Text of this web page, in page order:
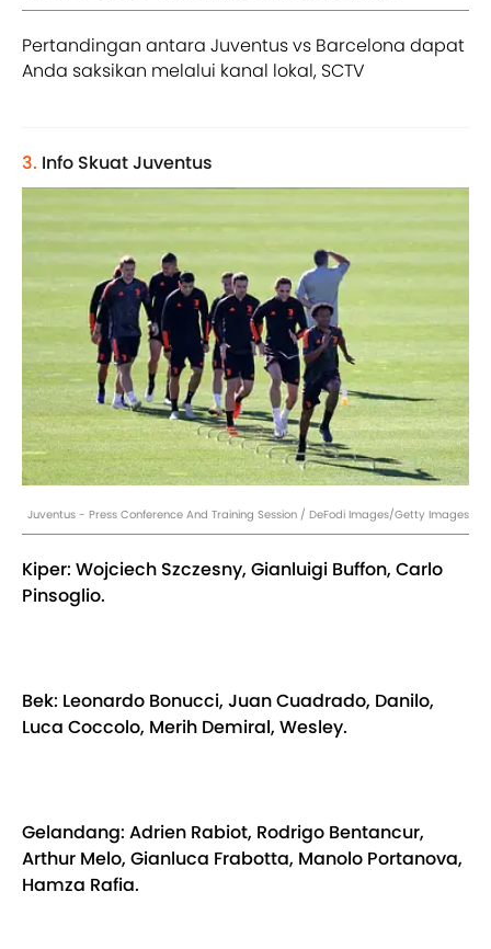
Pertandingan antara Juventus vs Barcelona dapat
Anda saksikan melalui kanal lokal, SCTV
3. Info Skuat Juventus
Juventus - Press Conference And Training Session / DeFodi Images/Getty Images
Kiper: Wojciech Szczesny, Gianluigi Buffon, Carlo
Pinsoglio.
Bek: Leonardo Bonucci, Juan Cuadrado, Danilo,
Luca Coccolo, Merih Demiral, Wesley.
Gelandang: Adrien Rabiot, Rodrigo Bentancur,
Arthur Melo, Gianluca Frabotta, Manolo Portanova,
Hamza Rafia.